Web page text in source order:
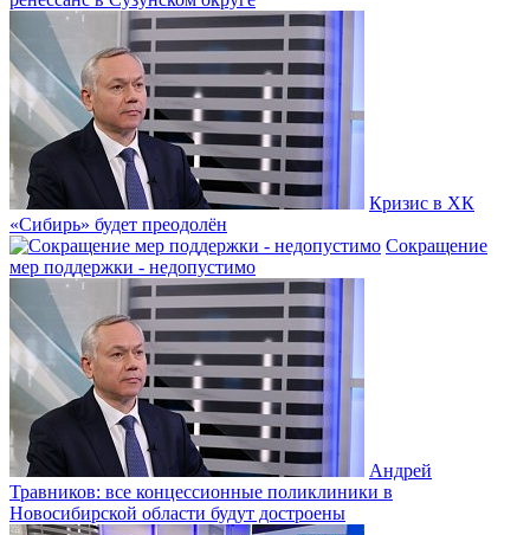
Кризис в ХК
«Сибирь» будет преодолён
Сокращение
мер поддержки - недопустимо
Андрей
Травников: все концессионные поликлиники в
Новосибирской области будут достроены